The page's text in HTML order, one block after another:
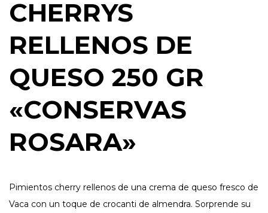
CHERRYS
RELLENOS DE
QUESO 250 GR
«CONSERVAS
ROSARA»
Pimientos cherry rellenos de una crema de queso fresco de
Vaca con un toque de crocanti de almendra. Sorprende su